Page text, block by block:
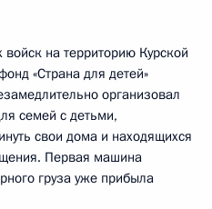
на территорию Курской
«Страна для детей»
организовал
семей с детьми,
свои дома и находящихся
Первая машина
груза уже прибыла